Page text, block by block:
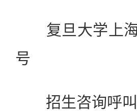
复旦大学上海
号
招生咨询呼叫